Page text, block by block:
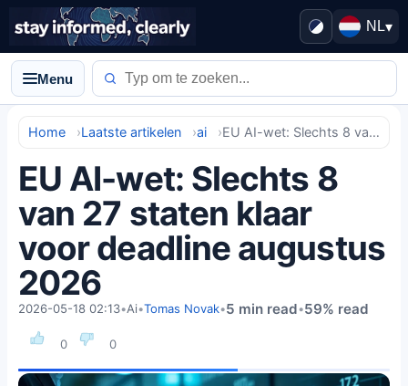
NL▾
Menu
Home Laatste artikelen ai EU AI-wet: Slechts 8 van 27 staten klaar voor deadline augustus 2026
EU AI-wet: Slechts 8
van 27 staten klaar
voor deadline augustus
2026
0 0
2026-05-18 02:13•Ai•Tomas Novak•5 min read•59% read